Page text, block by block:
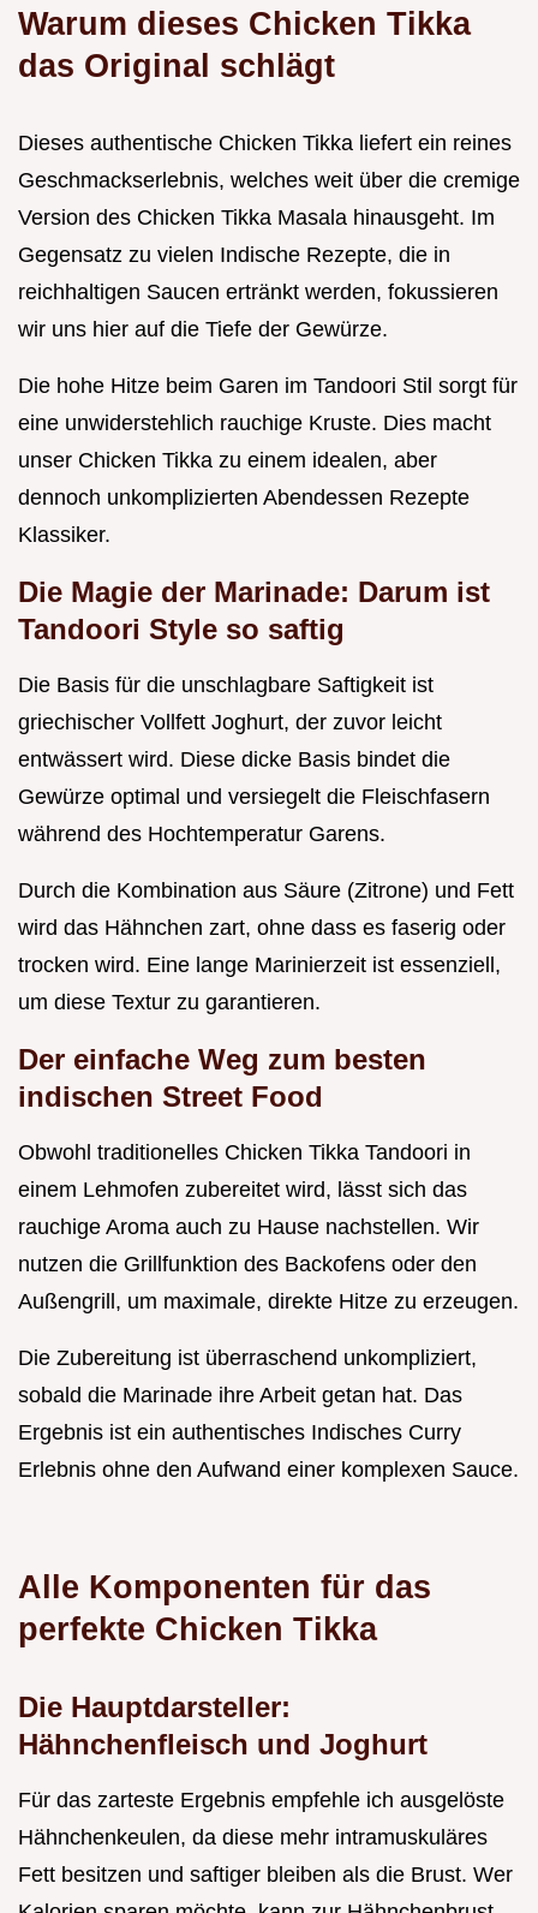
Warum dieses Chicken Tikka
das Original schlägt
Dieses authentische Chicken Tikka liefert ein reines
Geschmackserlebnis, welches weit über die cremige
Version des Chicken Tikka Masala hinausgeht. Im
Gegensatz zu vielen Indische Rezepte, die in
reichhaltigen Saucen ertränkt werden, fokussieren
wir uns hier auf die Tiefe der Gewürze.
Die hohe Hitze beim Garen im Tandoori Stil sorgt für
eine unwiderstehlich rauchige Kruste. Dies macht
unser Chicken Tikka zu einem idealen, aber
dennoch unkomplizierten Abendessen Rezepte
Klassiker.
Die Magie der Marinade: Darum ist
Tandoori Style so saftig
Die Basis für die unschlagbare Saftigkeit ist
griechischer Vollfett Joghurt, der zuvor leicht
entwässert wird. Diese dicke Basis bindet die
Gewürze optimal und versiegelt die Fleischfasern
während des Hochtemperatur Garens.
Durch die Kombination aus Säure (Zitrone) und Fett
wird das Hähnchen zart, ohne dass es faserig oder
trocken wird. Eine lange Marinierzeit ist essenziell,
um diese Textur zu garantieren.
Der einfache Weg zum besten
indischen Street Food
Obwohl traditionelles Chicken Tikka Tandoori in
einem Lehmofen zubereitet wird, lässt sich das
rauchige Aroma auch zu Hause nachstellen. Wir
nutzen die Grillfunktion des Backofens oder den
Außengrill, um maximale, direkte Hitze zu erzeugen.
Die Zubereitung ist überraschend unkompliziert,
sobald die Marinade ihre Arbeit getan hat. Das
Ergebnis ist ein authentisches Indisches Curry
Erlebnis ohne den Aufwand einer komplexen Sauce.
Alle Komponenten für das
perfekte Chicken Tikka
Die Hauptdarsteller:
Hähnchenfleisch und Joghurt
Für das zarteste Ergebnis empfehle ich ausgelöste
Hähnchenkeulen, da diese mehr intramuskuläres
Fett besitzen und saftiger bleiben als die Brust. Wer